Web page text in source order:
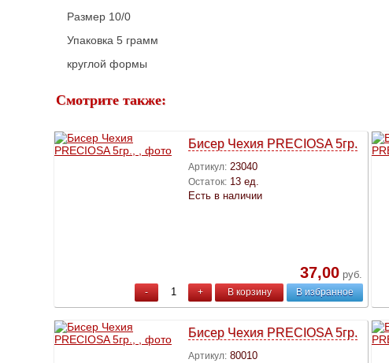
Размер 10/0
Упаковка 5 грамм
круглой формы
Смотрите также:
Бисер Чехия PRECIOSA 5гр.
Артикул: 23040
Остаток: 13 ед.
Есть в наличии
37,00 руб.
- + В корзину В избранное
Бисер Чехия PRECIOSA 5гр.
Артикул: 80010